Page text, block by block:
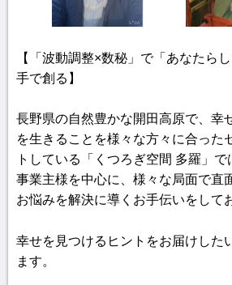
【「波動調整×数秘」で「あなたら
手で創る】
長野県の自然豊かな開田高原で、幸
を生きることを様々な方々に合った
トしている「くつろぎ空間 多羅」で
事業主様を中心に、様々な局面で直
お悩みを解決に導くお手伝いをして
幸せを見つけるヒントをお届けした
ます。